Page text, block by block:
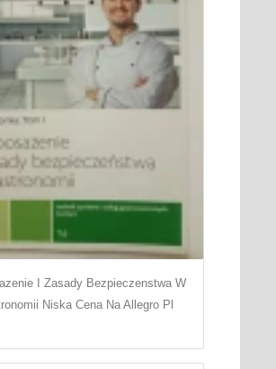
I Zasady Bezpieczenstwa W
Niska Cena Na Allegro Pl